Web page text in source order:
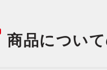
商品につい